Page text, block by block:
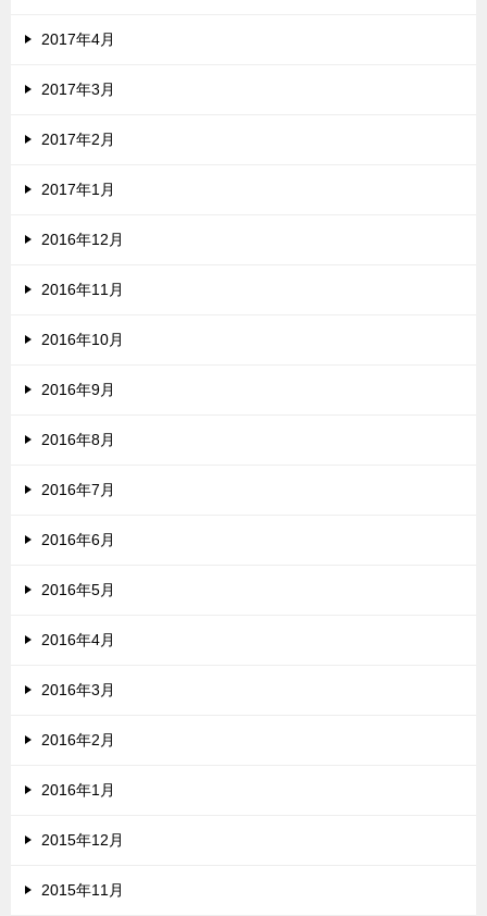
2017年4月
2017年3月
2017年2月
2017年1月
2016年12月
2016年11月
2016年10月
2016年9月
2016年8月
2016年7月
2016年6月
2016年5月
2016年4月
2016年3月
2016年2月
2016年1月
2015年12月
2015年11月